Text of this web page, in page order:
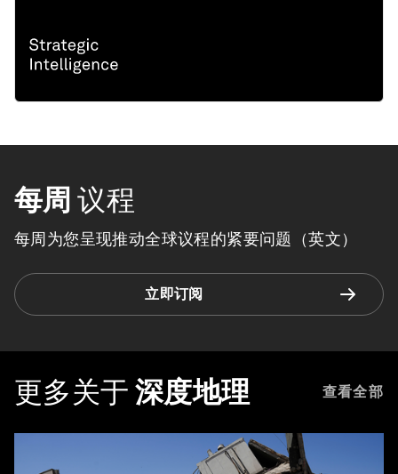
每周 议程
每周为您呈现推动全球议程的紧要问题（英文）
立即订阅
更多关于 深度地理 查看全部